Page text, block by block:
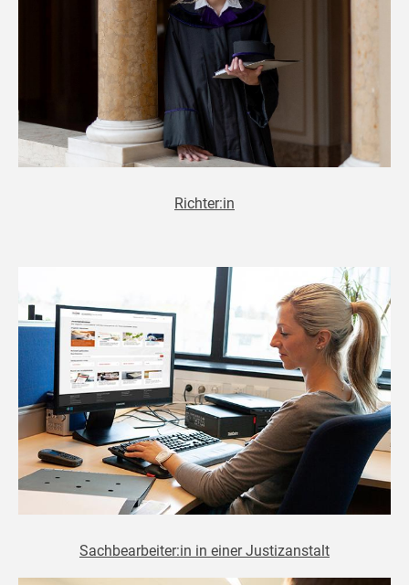
Richter:in
Sachbearbeiter:in in einer Justizanstalt